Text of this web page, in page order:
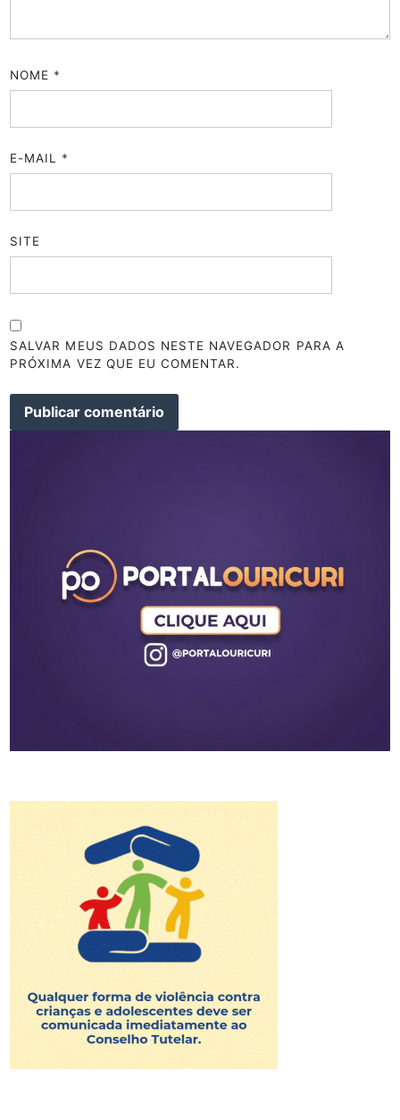
NOME *
E-MAIL *
SITE
SALVAR MEUS DADOS NESTE NAVEGADOR PARA A
PRÓXIMA VEZ QUE EU COMENTAR.